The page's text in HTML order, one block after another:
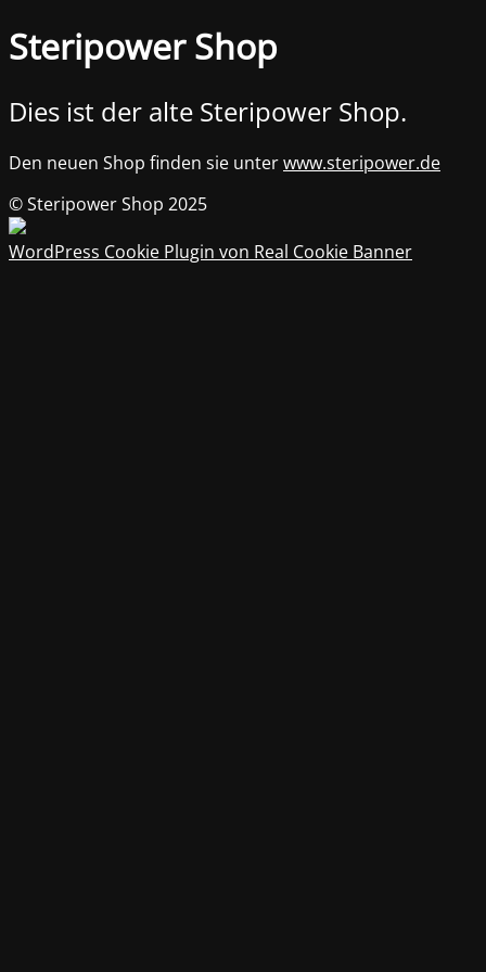
Steripower Shop
Dies ist der alte Steripower Shop.
Den neuen Shop finden sie unterwww.steripower.de
© Steripower Shop 2025
WordPress Cookie Plugin von Real Cookie Banner